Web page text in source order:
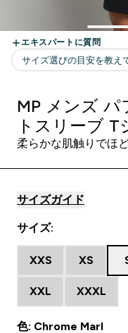
MP メンズ パ
トスリーブ T
柔らかな肌触りでほ
サイズガイド
サイズ:
XXS XS
XXL XXXL
色: Chrome Marl